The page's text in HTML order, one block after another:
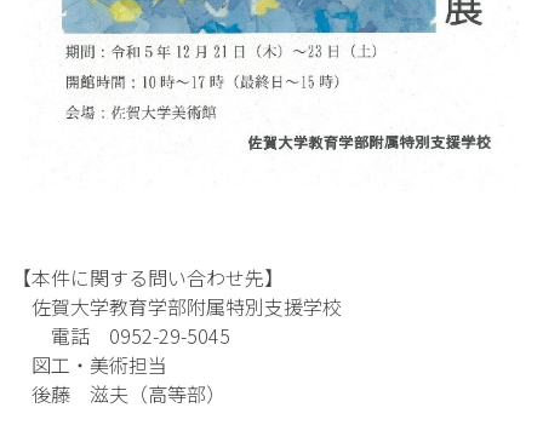
【本件に関する問い合わせ先】
佐賀大学教育学部附属特別支援学校
電話 0952-29-5045
図工・美術担当
後藤 滋夫（高等部）